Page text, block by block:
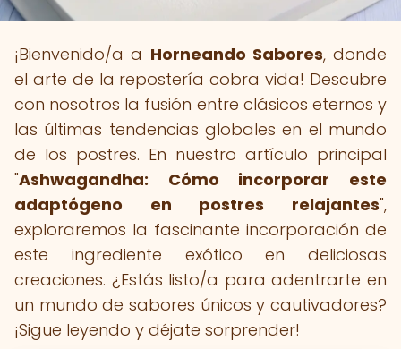
¡Bienvenido/a a Horneando Sabores, donde
el arte de la repostería cobra vida! Descubre
con nosotros la fusión entre clásicos eternos y
las últimas tendencias globales en el mundo
de los postres. En nuestro artículo principal
"Ashwagandha: Cómo incorporar este
adaptógeno en postres relajantes",
exploraremos la fascinante incorporación de
este ingrediente exótico en deliciosas
creaciones. ¿Estás listo/a para adentrarte en
un mundo de sabores únicos y cautivadores?
¡Sigue leyendo y déjate sorprender!